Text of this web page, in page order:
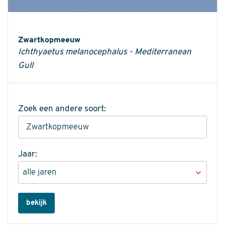
Zwartkopmeeuw
Ichthyaetus melanocephalus - Mediterranean
Gull
Zoek een andere soort:
Jaar:
bekijk